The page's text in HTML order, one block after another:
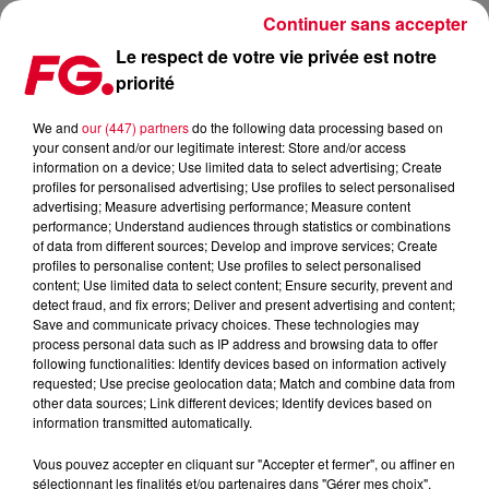
MÉDIAMÉTRIE, LES SUCCÈS TV DU WEEK-END 29-31 MARS.
Publié : 1er avril 2019 à 17h02 par Julien Claude Penegry
Vos coups de c-ur TV et écrans de la
semaine du 25 mars scopés par
Médiamétrie.
Le respect de votre vie privée est notre
priorité
We and our (447) partnersdo the following data processing based on
your consent and/or our legitimate interest: Store and/or access
information on a device; Use limited data to select advertising; Create
profiles for personalised advertising; Use profiles to select personalised
advertising; Measure advertising performance; Measure content
performance; Understand audiences through statistics or combinations
of data from different sources; Develop and improve services; Create
profiles to personalise content; Use profiles to select personalised
content; Use limited data to select content; Ensure security, prevent and
detect fraud, and fix errors; Deliver and present advertising and content;
Save and communicate privacy choices. These technologies may
process personal data such as IP address and browsing data to offer
following functionalities: Identify devices based on information actively
requested; Use precise geolocation data; Match and combine data from
other data sources; Link different devices; Identify devices based on
information transmitted automatically.
Vous pouvez accepter en cliquant sur "Accepter et fermer", ou affiner en
sélectionnant les finalités et/ou partenaires dans "Gérer mes choix".
Continuer sans accepter